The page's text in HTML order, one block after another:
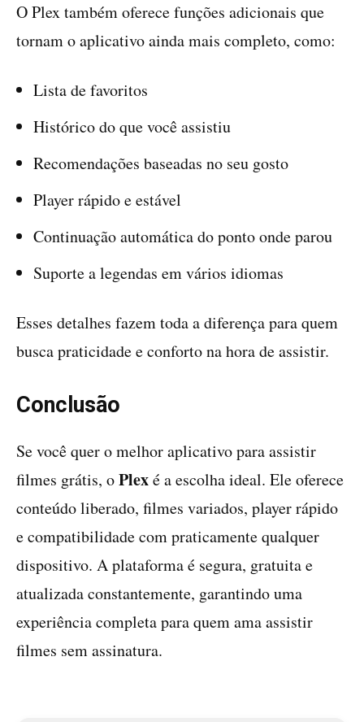
O Plex também oferece funções adicionais que
tornam o aplicativo ainda mais completo, como:
Lista de favoritos
Histórico do que você assistiu
Recomendações baseadas no seu gosto
Player rápido e estável
Continuação automática do ponto onde parou
Suporte a legendas em vários idiomas
Esses detalhes fazem toda a diferença para quem
busca praticidade e conforto na hora de assistir.
Conclusão
Se você quer o melhor aplicativo para assistir
filmes grátis, oPlexé a escolha ideal. Ele oferece
conteúdo liberado, filmes variados, player rápido
e compatibilidade com praticamente qualquer
dispositivo. A plataforma é segura, gratuita e
atualizada constantemente, garantindo uma
experiência completa para quem ama assistir
filmes sem assinatura.